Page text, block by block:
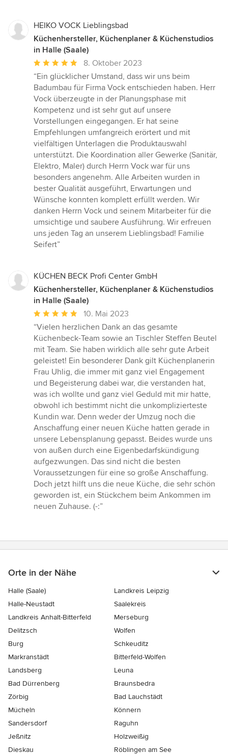
HEIKO VOCK Lieblingsbad
Küchenhersteller, Küchenplaner & Küchenstudios
in Halle (Saale)
Durchschnittliche
Bewertung:
5
von
5
Sternen
8. Oktober 2023
“Ein glücklicher Umstand, dass wir uns beim
Badumbau für Firma Vock entschieden haben. Herr
Vock überzeugte in der Planungsphase mit
Kompetenz und ist sehr gut auf unsere
Vorstellungen eingegangen. Er hat seine
Empfehlungen umfangreich erörtert und mit
vielfältigen Unterlagen die Produktauswahl
unterstützt. Die Koordination aller Gewerke (Sanitär,
Elektro, Maler) durch Herrn Vock war für uns
besonders angenehm. Alle Arbeiten wurden in
bester Qualität ausgeführt, Erwartungen und
Wünsche konnten komplett erfüllt werden. Wir
danken Herrn Vock und seinem Mitarbeiter für die
umsichtige und saubere Ausführung. Wir erfreuen
uns jeden Tag an unserem Lieblingsbad! Familie
Seifert”
KÜCHEN BECK Profi Center GmbH
Küchenhersteller, Küchenplaner & Küchenstudios
in Halle (Saale)
Durchschnittliche
Bewertung:
5
von
5
Sternen
10. Mai 2023
“Vielen herzlichen Dank an das gesamte
Küchenbeck-Team sowie an Tischler Steffen Beutel
mit Team. Sie haben wirklich alle sehr gute Arbeit
geleistet! Ein besonderer Dank gilt Küchenplanerin
Frau Uhlig, die immer mit ganz viel Engagement
und Begeisterung dabei war, die verstanden hat,
was ich wollte und ganz viel Geduld mit mir hatte,
obwohl ich bestimmt nicht die unkomplizierteste
Kundin war. Denn weder der Umzug noch die
Anschaffung einer neuen Küche hatten gerade in
unsere Lebensplanung gepasst. Beides wurde uns
von außen durch eine Eigenbedarfskündigung
aufgezwungen. Das sind nicht die besten
Voraussetzungen für eine so große Anschaffung.
Doch jetzt hilft uns die neue Küche, die sehr schön
geworden ist, ein Stückchem beim Ankommen im
neuen Zuhause. (-:”
Orte in der Nähe
Halle (Saale)
Landkreis Leipzig
Halle-Neustadt
Saalekreis
Landkreis Anhalt-Bitterfeld
Merseburg
Delitzsch
Wolfen
Burg
Schkeuditz
Markranstädt
Bitterfeld-Wolfen
Landsberg
Leuna
Bad Dürrenberg
Braunsbedra
Zörbig
Bad Lauchstädt
Mücheln
Könnern
Sandersdorf
Raguhn
Jeßnitz
Holzweißig
Dieskau
Röblingen am See